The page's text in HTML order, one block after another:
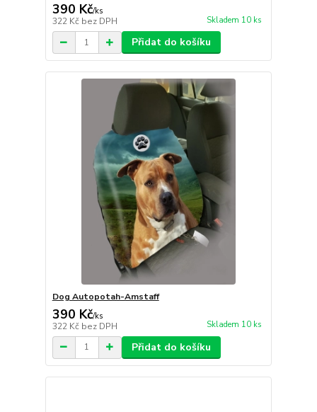
390 Kč/ks
322 Kč bez DPH Skladem 10 ks
Přidat do košíku
Dog Autopotah-Amstaff
390 Kč/ks
322 Kč bez DPH Skladem 10 ks
Přidat do košíku